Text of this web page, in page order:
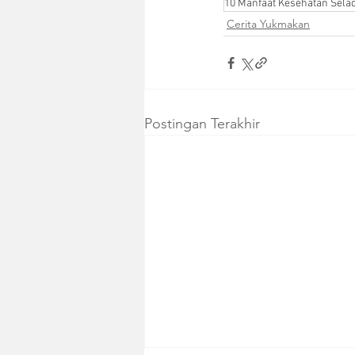
10 Manfaat Kesehatan
Cerita Yukmakan
Postingan Terakhir